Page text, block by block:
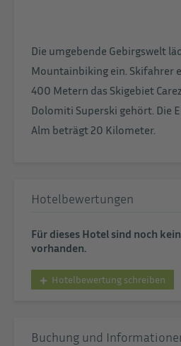
Die umgebende Gebirgswelt
Mountainbiking ein. Skifahrer
400 Metern das Skigebiet
Dolomiti Superski gehört. Die
Alm beträgt 20 Kilometer.
Hotelbewertungen
Für dieses Hotel sind noch
vorhanden.
Hotelbewertung schreiben
Buchung und